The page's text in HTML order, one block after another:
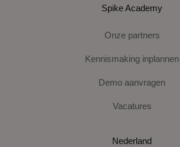
Spike Academy
Onze partners
Kennismaking inplannen
Demo aanvragen
Vacatures
Nederland